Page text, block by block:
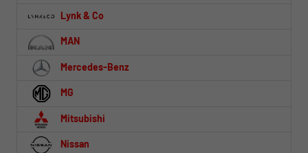
Lynk & Co
MAN
Mercedes-Benz
MG
Mitsubishi
Nissan